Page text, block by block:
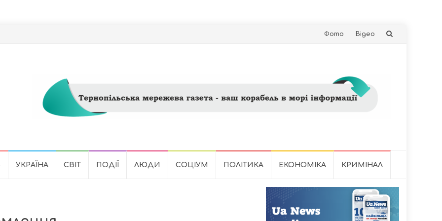
Skip
Фото Відео
УКРАЇНА СВІТ ПОДІЇ ЛЮДИ СОЦІУМ ПОЛІТИКА ЕКОНОМІКА КРИМІНАЛ